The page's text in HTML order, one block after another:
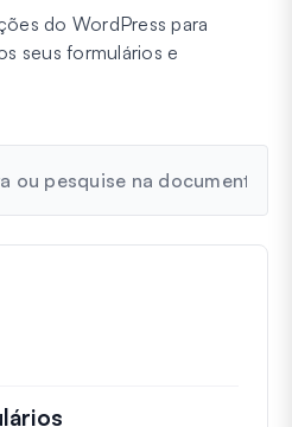
do WordPress para
seus formulários e